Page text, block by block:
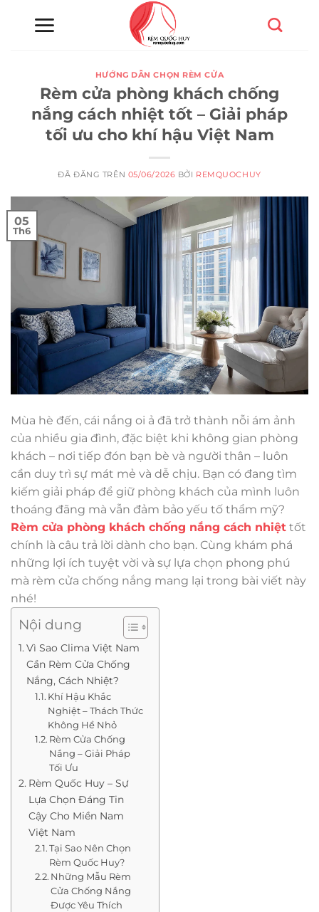
HƯỚNG DẪN CHỌN RÈM CỬA
Rèm cửa phòng khách chống
nắng cách nhiệt tốt – Giải pháp
tối ưu cho khí hậu Việt Nam
ĐÃ ĐĂNG TRÊN 05/06/2026 BỞI REMQUOCHUY
05
Th6
Mùa hè đến, cái nắng oi ả đã trở thành nỗi ám ảnh
của nhiều gia đình, đặc biệt khi không gian phòng
khách – nơi tiếp đón bạn bè và người thân – luôn
cần duy trì sự mát mẻ và dễ chịu. Bạn có đang tìm
kiếm giải pháp để giữ phòng khách của mình luôn
thoáng đãng mà vẫn đảm bảo yếu tố thẩm mỹ?
Rèm cửa phòng khách chống nắng cách nhiệt tốt
chính là câu trả lời dành cho bạn. Cùng khám phá
những lợi ích tuyệt vời và sự lựa chọn phong phú
mà rèm cửa chống nắng mang lại trong bài viết này
nhé!
Nội dung
Vì Sao Clima Việt Nam
Cần Rèm Cửa Chống
Nắng, Cách Nhiệt?
Khí Hậu Khắc
Nghiệt – Thách Thức
Không Hề Nhỏ
Rèm Cửa Chống
Nắng – Giải Pháp
Tối Ưu
Rèm Quốc Huy – Sự
Lựa Chọn Đáng Tin
Cậy Cho Miền Nam
Việt Nam
Tại Sao Nên Chọn
Rèm Quốc Huy?
Những Mẫu Rèm
Cửa Chống Nắng
Được Yêu Thích